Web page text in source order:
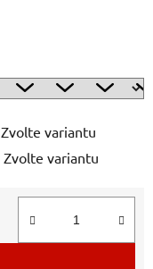
Zvolte variantu
Zvolte variantu